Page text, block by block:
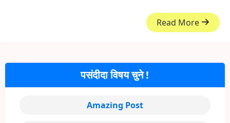
Read More
पसंदीदा विषय चुने !
Amazing Post